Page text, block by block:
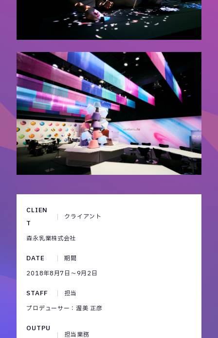
CLIEN
T
クライアント
森永乳業株式会社
DATE
期間
2018年8月7日～9月2日
STAFF
担当
プロデューサー：渥美 正彦
OUTPU
担当業務